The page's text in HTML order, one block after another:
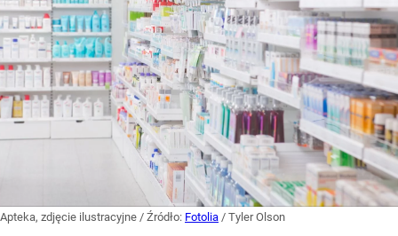
Apteka, zdjęcie ilustracyjne / Źródło: Fotolia / Tyler Olson